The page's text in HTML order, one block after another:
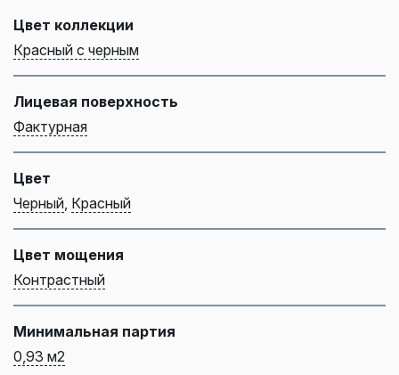
Цвет коллекции
Красный с черным
Лицевая поверхность
Фактурная
Цвет
Черный Красный
Цвет мощения
Контрастный
Минимальная партия
0,93 м2